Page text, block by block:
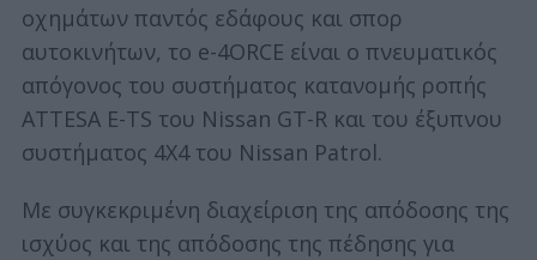
οχημάτων παντός εδάφους και σπορ
αυτοκινήτων, το e-4ORCE είναι ο πνευματικός
απόγονος του συστήματος κατανομής ροπής
ATTESA E-TS του Nissan GT-R και του έξυπνου
συστήματος 4X4 του Nissan Patrol.
Με συγκεκριμένη διαχείριση της απόδοσης της
ισχύος και της απόδοσης της πέδησης για